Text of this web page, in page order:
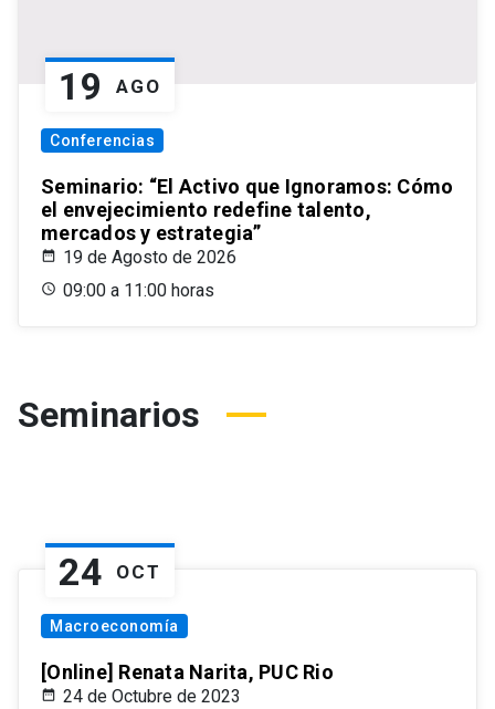
19 AGO
Conferencias
Seminario: “El Activo que Ignoramos: Cómo
el envejecimiento redefine talento,
mercados y estrategia”
19 de Agosto de 2026
09:00 a 11:00 horas
Seminarios
24 OCT
Macroeconomía
[Online] Renata Narita, PUC Rio
24 de Octubre de 2023